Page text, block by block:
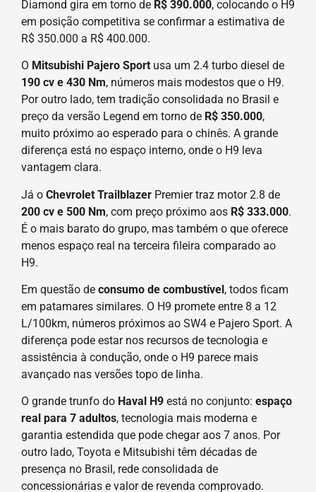
Diamond gira em torno de R$ 390.000, colocando o H9
em posição competitiva se confirmar a estimativa de
R$ 350.000 a R$ 400.000.
O Mitsubishi Pajero Sport usa um 2.4 turbo diesel de
190 cv e 430 Nm, números mais modestos que o H9.
Por outro lado, tem tradição consolidada no Brasil e
preço da versão Legend em torno de R$ 350.000,
muito próximo ao esperado para o chinês. A grande
diferença está no espaço interno, onde o H9 leva
vantagem clara.
Já o Chevrolet Trailblazer Premier traz motor 2.8 de
200 cv e 500 Nm, com preço próximo aos R$ 333.000.
É o mais barato do grupo, mas também o que oferece
menos espaço real na terceira fileira comparado ao
H9.
Em questão de consumo de combustível, todos ficam
em patamares similares. O H9 promete entre 8 a 12
L/100km, números próximos ao SW4 e Pajero Sport. A
diferença pode estar nos recursos de tecnologia e
assistência à condução, onde o H9 parece mais
avançado nas versões topo de linha.
O grande trunfo do Haval H9 está no conjunto: espaço
real para 7 adultos, tecnologia mais moderna e
garantia estendida que pode chegar aos 7 anos. Por
outro lado, Toyota e Mitsubishi têm décadas de
presença no Brasil, rede consolidada de
concessionárias e valor de revenda comprovado.